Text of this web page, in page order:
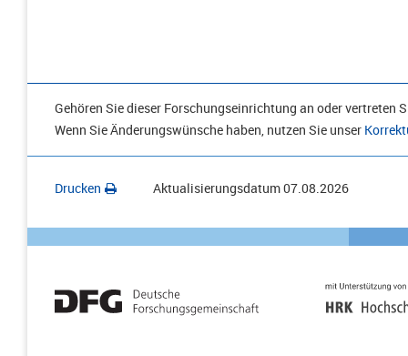
Gehören Sie dieser Forschungseinrichtung an oder vertreten
Wenn Sie Änderungswünsche haben, nutzen Sie unser
Drucken Aktualisierungsdatum07.08.2026